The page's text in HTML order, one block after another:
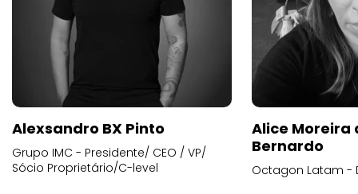
Alexsandro BX Pinto
Grupo IMC - Presidente/ CEO / VP/
Sócio Proprietário/C-level
Alice
Bernardo
Octagon Latam -